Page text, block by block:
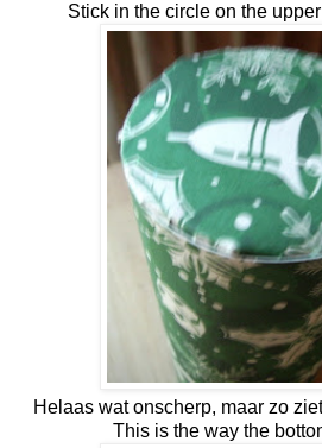
Stick in the circle on the
Helaas wat onscherp, maar zo
This is the way the